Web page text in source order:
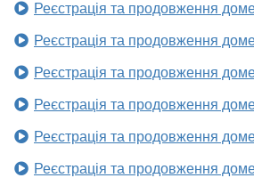
Реєстрація та продовження
Реєстрація та продовження
Реєстрація та продовження
Реєстрація та продовження
Реєстрація та продовження
Реєстрація та продовження